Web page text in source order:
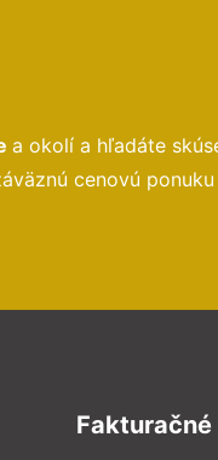
a okolí a hľadáte
cenovú
Fakturačné